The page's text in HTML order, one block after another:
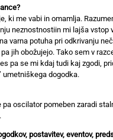
ki me vabi in omamlja.
neznostnostiin mi lajša vstop
varna potuha pri odkrivanju
jih obožujejo. Tako sem v
pa se mi kdaj tudi kaj zgodi,
umetniškega dogodka.
pa oscilator pomeben zaradi
postavitev, eventov,